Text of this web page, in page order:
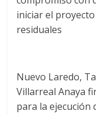
iniciar el
residuales
Nuevo Laredo,
Villarreal Anaya
para la ejecución